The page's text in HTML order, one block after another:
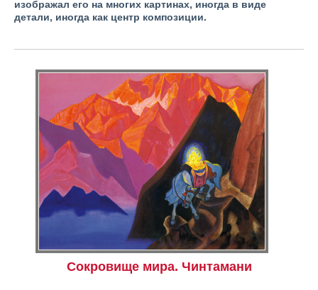
изображал его на многих картинах, иногда в виде
детали, иногда как центр композиции.
Сокровище мира. Чинтамани